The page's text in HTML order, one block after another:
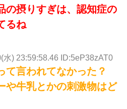
摂りすぎは、認知症の
るね
水) 23:59:58.46 ID:5eP38zAT0
て言われてなかった？
や牛乳とかの刺激物はど